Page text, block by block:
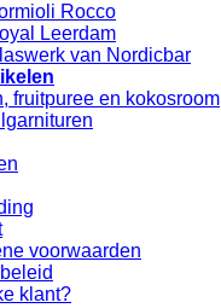
Rocco
Leerdam
van Nordicbar
fruitpuree en kokosroom
voorwaarden
klant?